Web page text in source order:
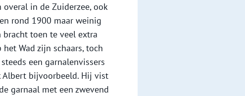
in de Zuiderzee, ook
rond 1900 maar weinig
toen te veel extra
Wad zijn schaars, toch
een garnalenvissers
Albert bijvoorbeeld. Hij vist
garnaal met een zwevend